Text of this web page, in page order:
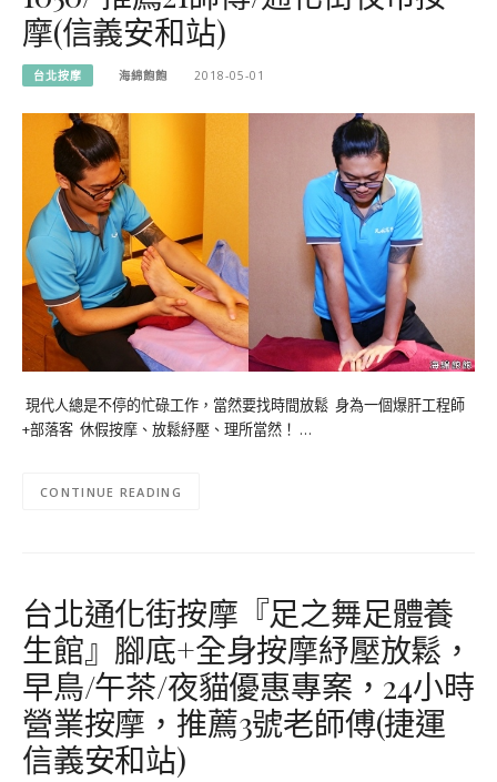
摩(信義安和站)
台北按摩 海綿飽飽 2018-05-01
現代人總是不停的忙碌工作，當然要找時間放鬆 身為一個爆肝工程師
+部落客 休假按摩、放鬆紓壓、理所當然！ …
CONTINUE READING
台北通化街按摩『足之舞足體養
生館』腳底+全身按摩紓壓放鬆，
早鳥/午茶/夜貓優惠專案，24小時
營業按摩，推薦3號老師傅(捷運
信義安和站)